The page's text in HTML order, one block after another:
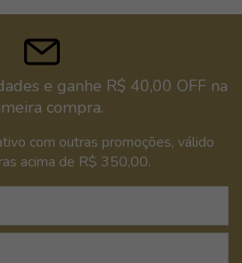
e ganhe R$ 40,00 OFF na
compra.
com outras promoções, válido
acima de R$ 350,00.